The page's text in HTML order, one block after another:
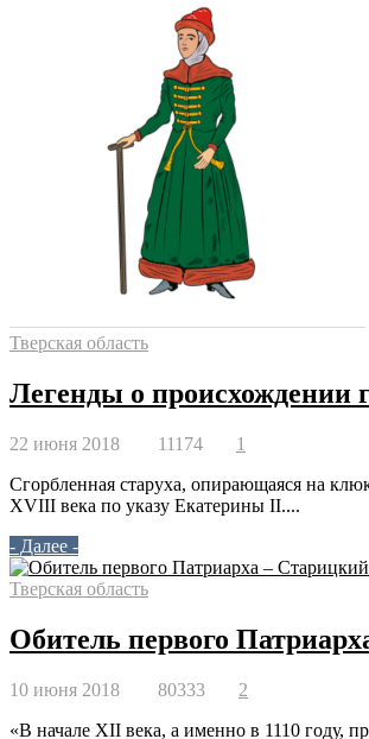
Тверская область
Легенды о происхождении
22 июня 2018 11174 1
Сгорбленная старуха, опирающаяся на
XVIII века по указу Екатерины II....
- Далее -
Тверская область
Обитель первого
10 июня 2018 80333 2
«В начале XII века, а именно в 1110 году,